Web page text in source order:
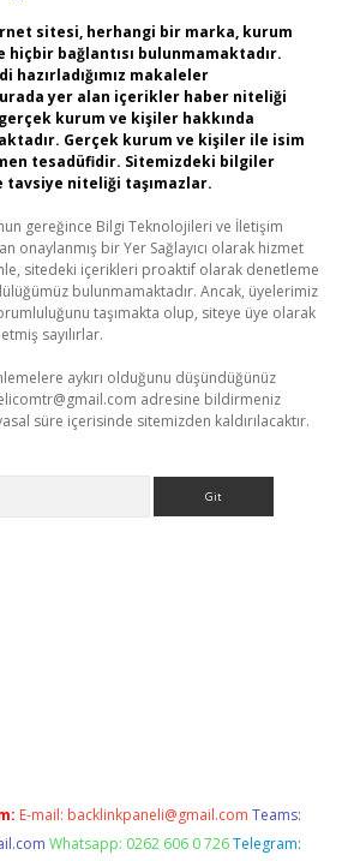
sitesi, herhangi bir marka, kurum
hiçbir bağlantısı bulunmamaktadır.
hazırladığımız makaleler
yer alan içerikler haber niteliği
kurum ve kişiler hakkında
Gerçek kurum ve kişiler ile isim
tesadüfidir. Sitemizdeki bilgiler
niteliği taşımazlar.
gereğince Bilgi Teknolojileri ve İletişim
onaylanmış bir Yer Sağlayıcı olarak hizmet
sitedeki içerikleri proaktif olarak denetleme
bulunmamaktadır. Ancak, üyelerimiz
taşımakta olup, siteye üye olarak
sayılırlar.
aykırı olduğunu düşündüğünüz
adresine bildirmeniz
süre içerisinde sitemizden kaldırılacaktır.
E-mail: backlinkpaneli@gmail.com Teams:
Whatsapp: 0262 606 0 726 Telegram: